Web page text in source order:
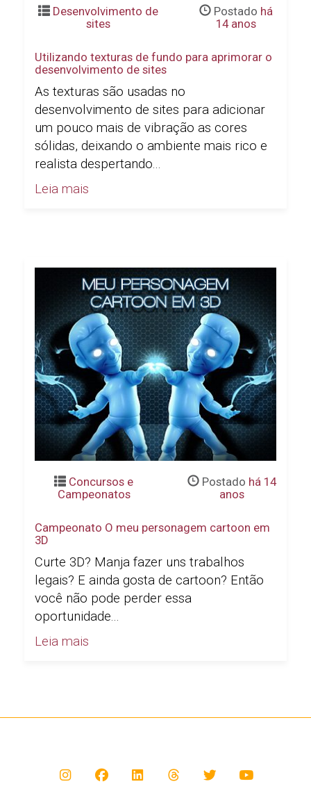
Desenvolvimento de
sites
Postado há
14 anos
Utilizando texturas de fundo para aprimorar o
desenvolvimento de sites
As texturas são usadas no
desenvolvimento de sites para adicionar
um pouco mais de vibração as cores
sólidas, deixando o ambiente mais rico e
realista despertando...
Leia mais
Concursos e
Campeonatos
Postado há 14
anos
Campeonato O meu personagem cartoon em
3D
Curte 3D? Manja fazer uns trabalhos
legais? E ainda gosta de cartoon? Então
você não pode perder essa
oportunidade...
Leia mais